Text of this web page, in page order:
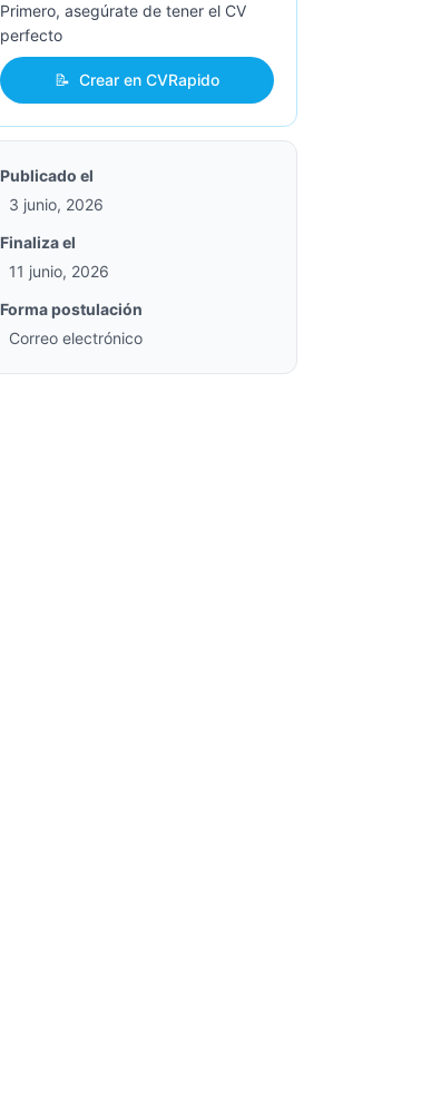
Primero, asegúrate de tener el CV
perfecto
📝 Crear en CVRapido
Publicado el
3 junio, 2026
Finaliza el
11 junio, 2026
Forma postulación
Correo electrónico